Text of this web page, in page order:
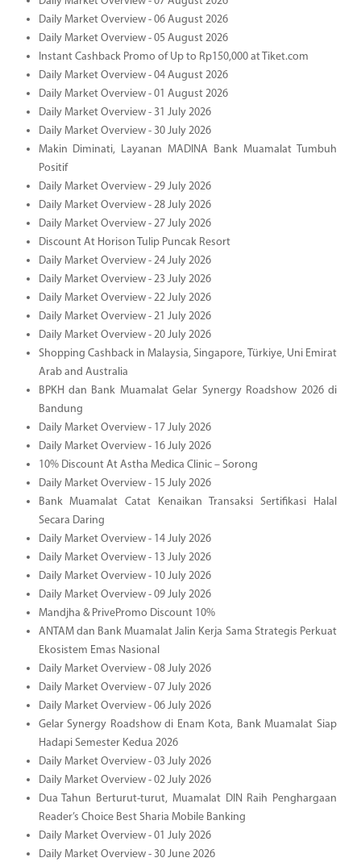
Daily Market Overview - 06 August 2026
Daily Market Overview - 05 August 2026
Instant Cashback Promo of Up to Rp150,000 at Tiket.com
Daily Market Overview - 04 August 2026
Daily Market Overview - 01 August 2026
Daily Market Overview - 31 July 2026
Daily Market Overview - 30 July 2026
Makin Diminati, Layanan MADINA Bank Muamalat Tumbuh
Positif
Daily Market Overview - 29 July 2026
Daily Market Overview - 28 July 2026
Daily Market Overview - 27 July 2026
Discount At Horison Tulip Puncak Resort
Daily Market Overview - 24 July 2026
Daily Market Overview - 23 July 2026
Daily Market Overview - 22 July 2026
Daily Market Overview - 21 July 2026
Daily Market Overview - 20 July 2026
Shopping Cashback in Malaysia, Singapore, Türkiye, Uni Emirat
Arab and Australia
BPKH dan Bank Muamalat Gelar Synergy Roadshow 2026 di
Bandung
Daily Market Overview - 17 July 2026
Daily Market Overview - 16 July 2026
10% Discount At Astha Medica Clinic – Sorong
Daily Market Overview - 15 July 2026
Bank Muamalat Catat Kenaikan Transaksi Sertifikasi Halal
Secara Daring
Daily Market Overview - 14 July 2026
Daily Market Overview - 13 July 2026
Daily Market Overview - 10 July 2026
Daily Market Overview - 09 July 2026
Mandjha & PrivePromo Discount 10%
ANTAM dan Bank Muamalat Jalin Kerja Sama Strategis Perkuat
Ekosistem Emas Nasional
Daily Market Overview - 08 July 2026
Daily Market Overview - 07 July 2026
Daily Market Overview - 06 July 2026
Gelar Synergy Roadshow di Enam Kota, Bank Muamalat Siap
Hadapi Semester Kedua 2026
Daily Market Overview - 03 July 2026
Daily Market Overview - 02 July 2026
Dua Tahun Berturut-turut, Muamalat DIN Raih Penghargaan
Reader’s Choice Best Sharia Mobile Banking
Daily Market Overview - 01 July 2026
Daily Market Overview - 30 June 2026